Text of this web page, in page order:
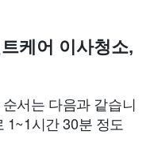
케어 이사청소,
서는 다음과 같습니
1~1시간 30분 정도